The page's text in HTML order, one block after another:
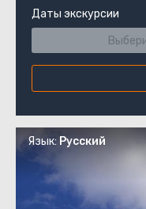
Даты экскурсии
Язык: Русский